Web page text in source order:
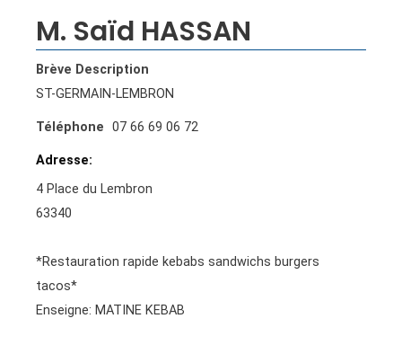
M. Saïd HASSAN
Brève Description
ST-GERMAIN-LEMBRON
Téléphone 07 66 69 06 72
4 Place du Lembron
63340
*Restauration rapide kebabs sandwichs burgers
tacos*
Enseigne: MATINE KEBAB